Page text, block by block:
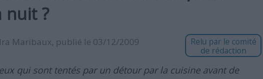
nuit ?
Maribaux, publié le 03/12/2009
Relu par le comité
de rédaction
qui sont tentés par un détour par la cuisine avant de